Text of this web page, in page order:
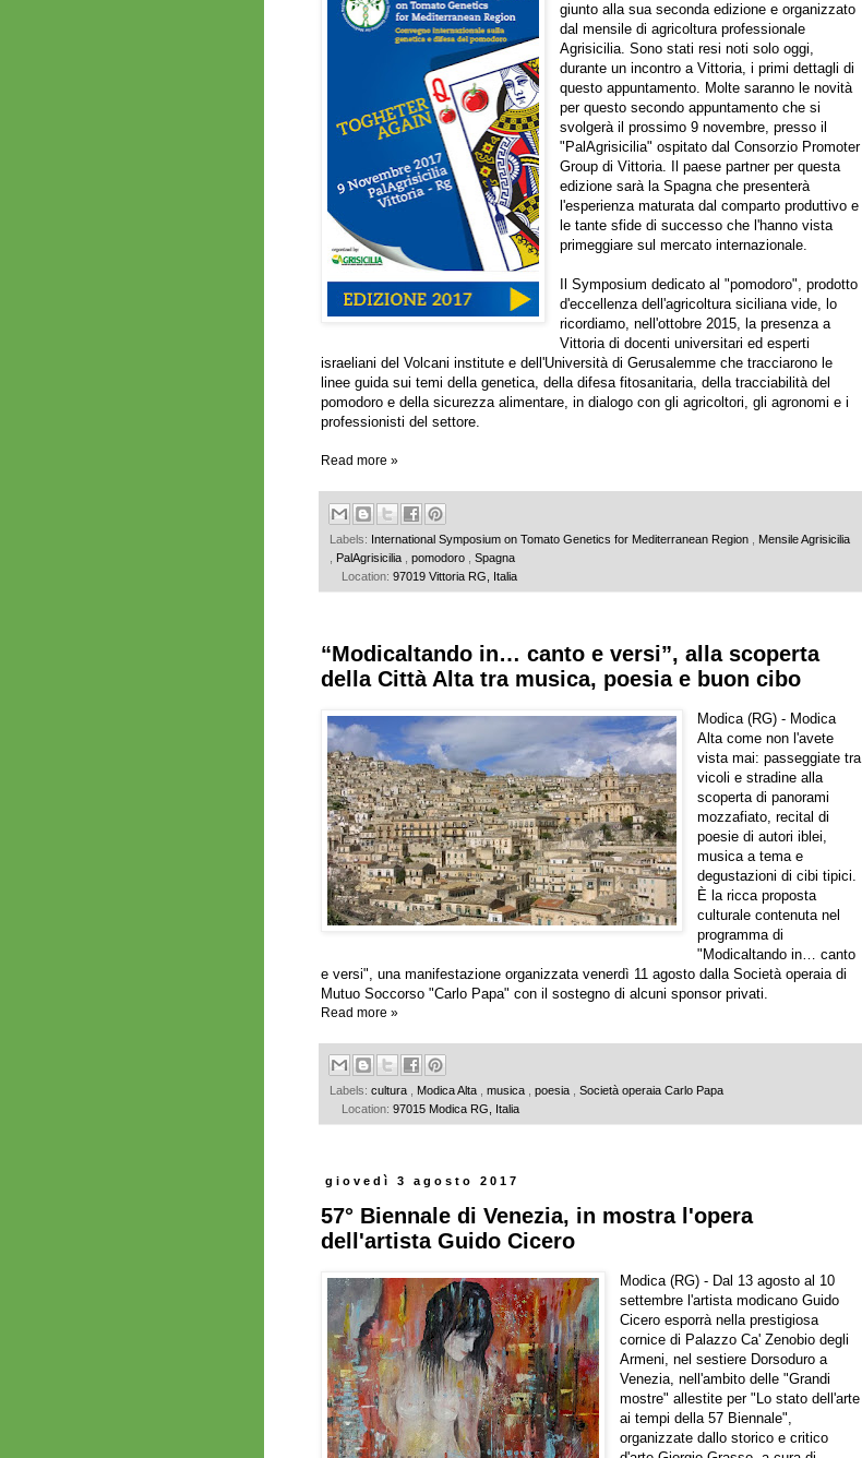
giunto alla sua seconda edizione e organizzato
dal mensile di agricoltura professionale
Agrisicilia. Sono stati resi noti solo oggi,
durante un incontro a Vittoria, i primi dettagli di
questo appuntamento. Molte saranno le novità
per questo secondo appuntamento che si
svolgerà il prossimo 9 novembre, presso il
"PalAgrisicilia" ospitato dal Consorzio Promoter
Group di Vittoria. Il paese partner per questa
edizione sarà la Spagna che presenterà
l'esperienza maturata dal comparto produttivo e
le tante sfide di successo che l'hanno vista
primeggiare sul mercato internazionale.
Il Symposium dedicato al "pomodoro", prodotto
d'eccellenza dell'agricoltura siciliana vide, lo
ricordiamo, nell'ottobre 2015, la presenza a
Vittoria di docenti universitari ed esperti
israeliani del Volcani institute e dell'Università di Gerusalemme che tracciarono le
linee guida sui temi della genetica, della difesa fitosanitaria, della tracciabilità del
pomodoro e della sicurezza alimentare, in dialogo con gli agricoltori, gli agronomi e i
professionisti del settore.
Read more »
Labels: International Symposium on Tomato Genetics for Mediterranean Region
Mensile Agrisicilia
PalAgrisicilia pomodoro
Spagna
Location: 97019 Vittoria RG, Italia
“Modicaltando in… canto e versi”, alla scoperta
della Città Alta tra musica, poesia e buon cibo
Modica (RG) - Modica
Alta come non l'avete
vista mai: passeggiate tra
vicoli e stradine alla
scoperta di panorami
mozzafiato, recital di
poesie di autori iblei,
musica a tema e
degustazioni di cibi tipici.
È la ricca proposta
culturale contenuta nel
programma di
"Modicaltando in… canto
e versi", una manifestazione organizzata venerdì 11 agosto dalla Società operaia di
Mutuo Soccorso "Carlo Papa" con il sostegno di alcuni sponsor privati.
Read more »
Labels: cultura Modica Alta musica poesia
Società operaia Carlo Papa
Location: 97015 Modica RG, Italia
giovedì 3 agosto 2017
57° Biennale di Venezia, in mostra l'opera
dell'artista Guido Cicero
Modica (RG) - Dal 13 agosto al 10
settembre l'artista modicano Guido
Cicero esporrà nella prestigiosa
cornice di Palazzo Ca' Zenobio degli
Armeni, nel sestiere Dorsoduro a
Venezia, nell'ambito delle "Grandi
mostre" allestite per "Lo stato dell'arte
ai tempi della 57 Biennale",
organizzate dallo storico e critico